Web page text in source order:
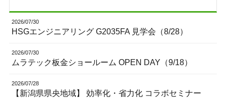
2026/07/30
HSGエンジニアリング G2035FA 見学会（8/28）
2026/07/30
ムラテック板金ショールーム OPEN DAY（9/18）
2026/07/28
【新潟県県央地域】 効率化・省力化 コラボセミナー